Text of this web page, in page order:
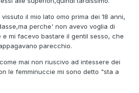
il mio lato omo prima dei 18 anni,
perche' non avevo voglia di
mi facevo bastare il gentil sesso, che
parecchio.
mai non riuscivo ad intessere dei
le femminuccie mi sono detto "sta a